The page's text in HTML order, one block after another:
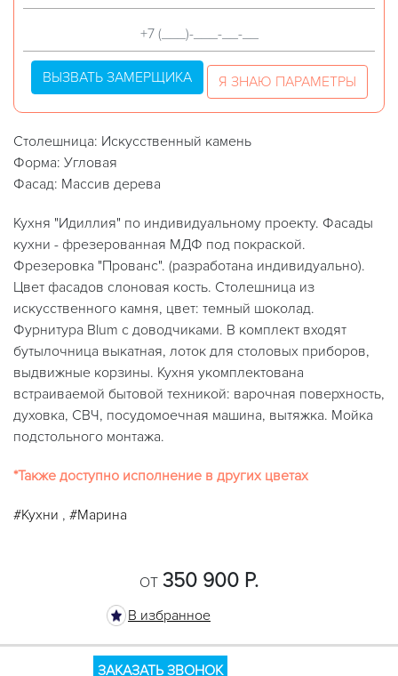
ВЫЗВАТЬ ЗАМЕРЩИКА Я ЗНАЮ ПАРАМЕТРЫ
Столешница: Искусственный камень
Форма: Угловая
Фасад: Массив дерева
Кухня "Идиллия" по индивидуальному проекту. Фасады
кухни - фрезерованная МДФ под покраской.
Фрезеровка "Прованс". (разработана индивидуально).
Цвет фасадов слоновая кость. Столешница из
искусственного камня, цвет: темный шоколад.
Фурнитура Blum с доводчиками. В комплект входят
бутылочница выкатная, лоток для столовых приборов,
выдвижные корзины. Кухня укомплектована
встраиваемой бытовой техникой: варочная поверхность,
духовка, СВЧ, посудомоечная машина, вытяжка. Мойка
подстольного монтажа.
*Также доступно исполнение в других цветах
#Кухни , #Марина
ОТ 350 900 Р.
В избранное
ЗАКАЗАТЬ ЗВОНОК